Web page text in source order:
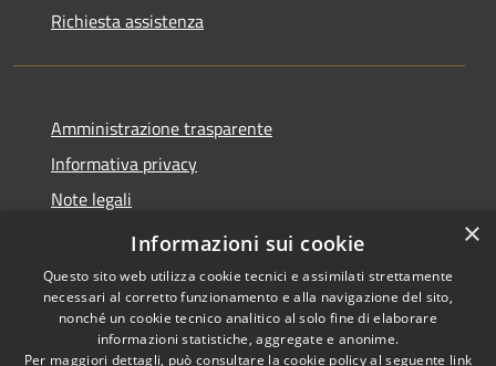
Richiesta assistenza
Amministrazione trasparente
Informativa privacy
Note legali
Dichiarazione di accessibilità
Copyright © 2026 • Comune di
×
Informazioni sui cookie
Questo sito web utilizza cookie tecnici e assimilati strettamente
necessari al corretto funzionamento e alla navigazione del sito,
nonché un cookie tecnico analitico al solo fine di elaborare
informazioni statistiche, aggregate e anonime.
Per maggiori dettagli, può consultare la cookie policy al seguente link